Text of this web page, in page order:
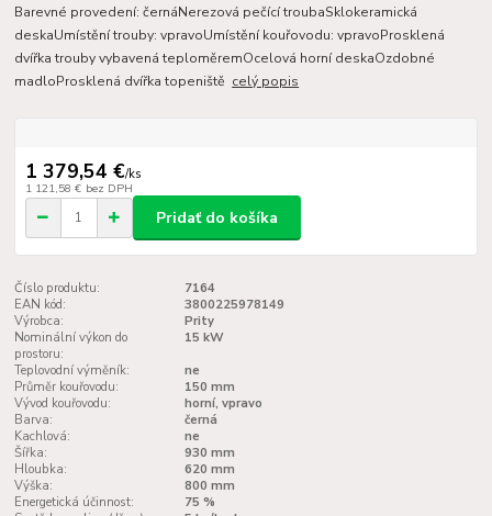
Barevné provedení: černáNerezová pečící troubaSklokeramická
deskaUmístění trouby: vpravoUmístění kouřovodu: vpravoProsklená
dvířka trouby vybavená teploměremOcelová horní deskaOzdobné
madloProsklená dvířka topeniště celý popis
1 379,54 €/ks
1 121,58 € bez DPH
Pridať do košíka
Číslo produktu:
7164
EAN kód:
3800225978149
Výrobca:
Prity
Nominální výkon do
prostoru:
15 kW
Teplovodní výměník:
ne
Průměr kouřovodu:
150 mm
Vývod kouřovodu:
horní, vpravo
Barva:
černá
Kachlová:
ne
Šířka:
930 mm
Hloubka:
620 mm
Výška:
800 mm
Energetická účinnost:
75 %